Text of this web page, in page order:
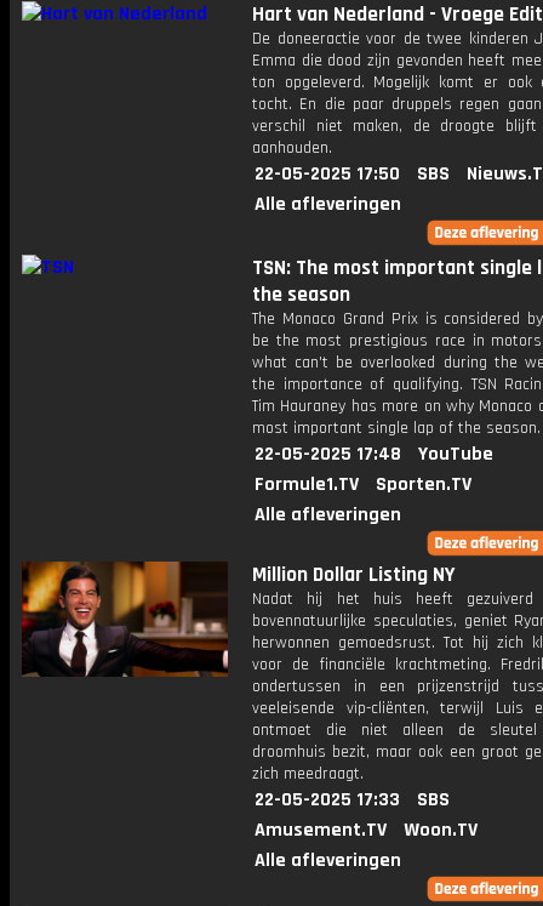
Hart van Nederland - Vroege
De doneeractie voor de twee kinderen
Emma die dood zijn gevonden heeft
ton opgeleverd. Mogelijk komt er ook
tocht. En die paar druppels regen
verschil niet maken, de droogte blijft
aanhouden.
22-05-2025 17:50 SBS
Alle afleveringen
TSN: The most important single
the season
The Monaco Grand Prix is considered
be the most prestigious race in
what can't be overlooked during the
the importance of qualifying. TSN
Tim Hauraney has more on why
most important single lap of the season.
22-05-2025 17:48
YouTube
Formule1.TV
Sporten.TV
Alle afleveringen
Million Dollar Listing NY
Nadat hij het huis heeft
bovennatuurlijke speculaties, geniet
herwonnen gemoedsrust. Tot hij zich
voor de financiële krachtmeting.
ondertussen in een prijzenstrijd
veeleisende vip-cliënten, terwijl Luis
ontmoet die niet alleen de
droomhuis bezit, maar ook een groot
zich meedraagt.
22-05-2025 17:33
SBS
Amusement.TV
Woon.TV
Alle afleveringen